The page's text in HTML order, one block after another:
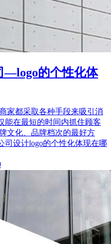
—logo的个性化体
家都采取各种手段来吸引消
能在最短的时间内抓住顾客
文化、品牌档次的最好方
司设计logo的个性化体现在哪